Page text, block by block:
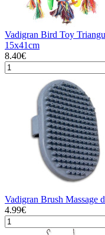
Vadigran Bird Toy
15x41cm
8.40€
Vadigran Brush Massage
4.99€